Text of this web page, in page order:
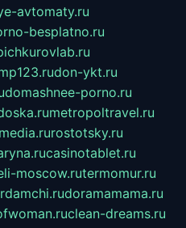
avtomaty.ru
besplatno.ru
don-ykt.ru
domashnee-porno.ru
metropoltravel.ru
rostotsky.ru
casinotablet.ru
moscow.rutermomur.ru
doramamama.ru
clean-dreams.ru